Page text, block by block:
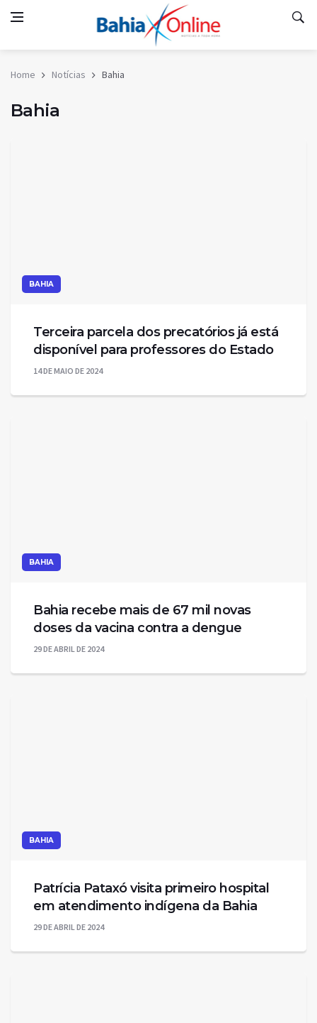
Home Notícias Bahia
Bahia
BAHIA
Terceira parcela dos precatórios já está
disponível para professores do Estado
14 DE MAIO DE 2024
BAHIA
Bahia recebe mais de 67 mil novas
doses da vacina contra a dengue
29 DE ABRIL DE 2024
BAHIA
Patrícia Pataxó visita primeiro hospital
em atendimento indígena da Bahia
29 DE ABRIL DE 2024